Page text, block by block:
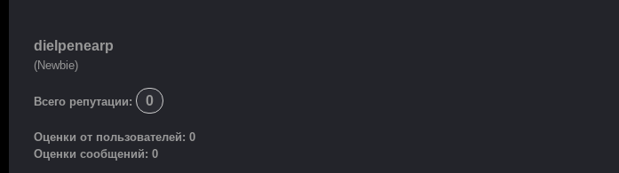
dielpenearp
(Newbie)
Всего репутации: 0
Оценки от пользователей: 0
Оценки сообщений: 0